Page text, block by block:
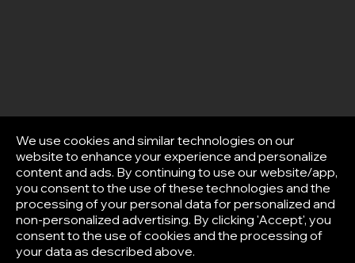
We use cookies and similar technologies on our
website to enhance your experience and personalize
content and ads. By continuing to use our website/app,
you consent to the use of these technologies and the
processing of your personal data for personalized and
non-personalized advertising. By clicking 'Accept', you
consent to the use of cookies and the processing of
your data as described above.